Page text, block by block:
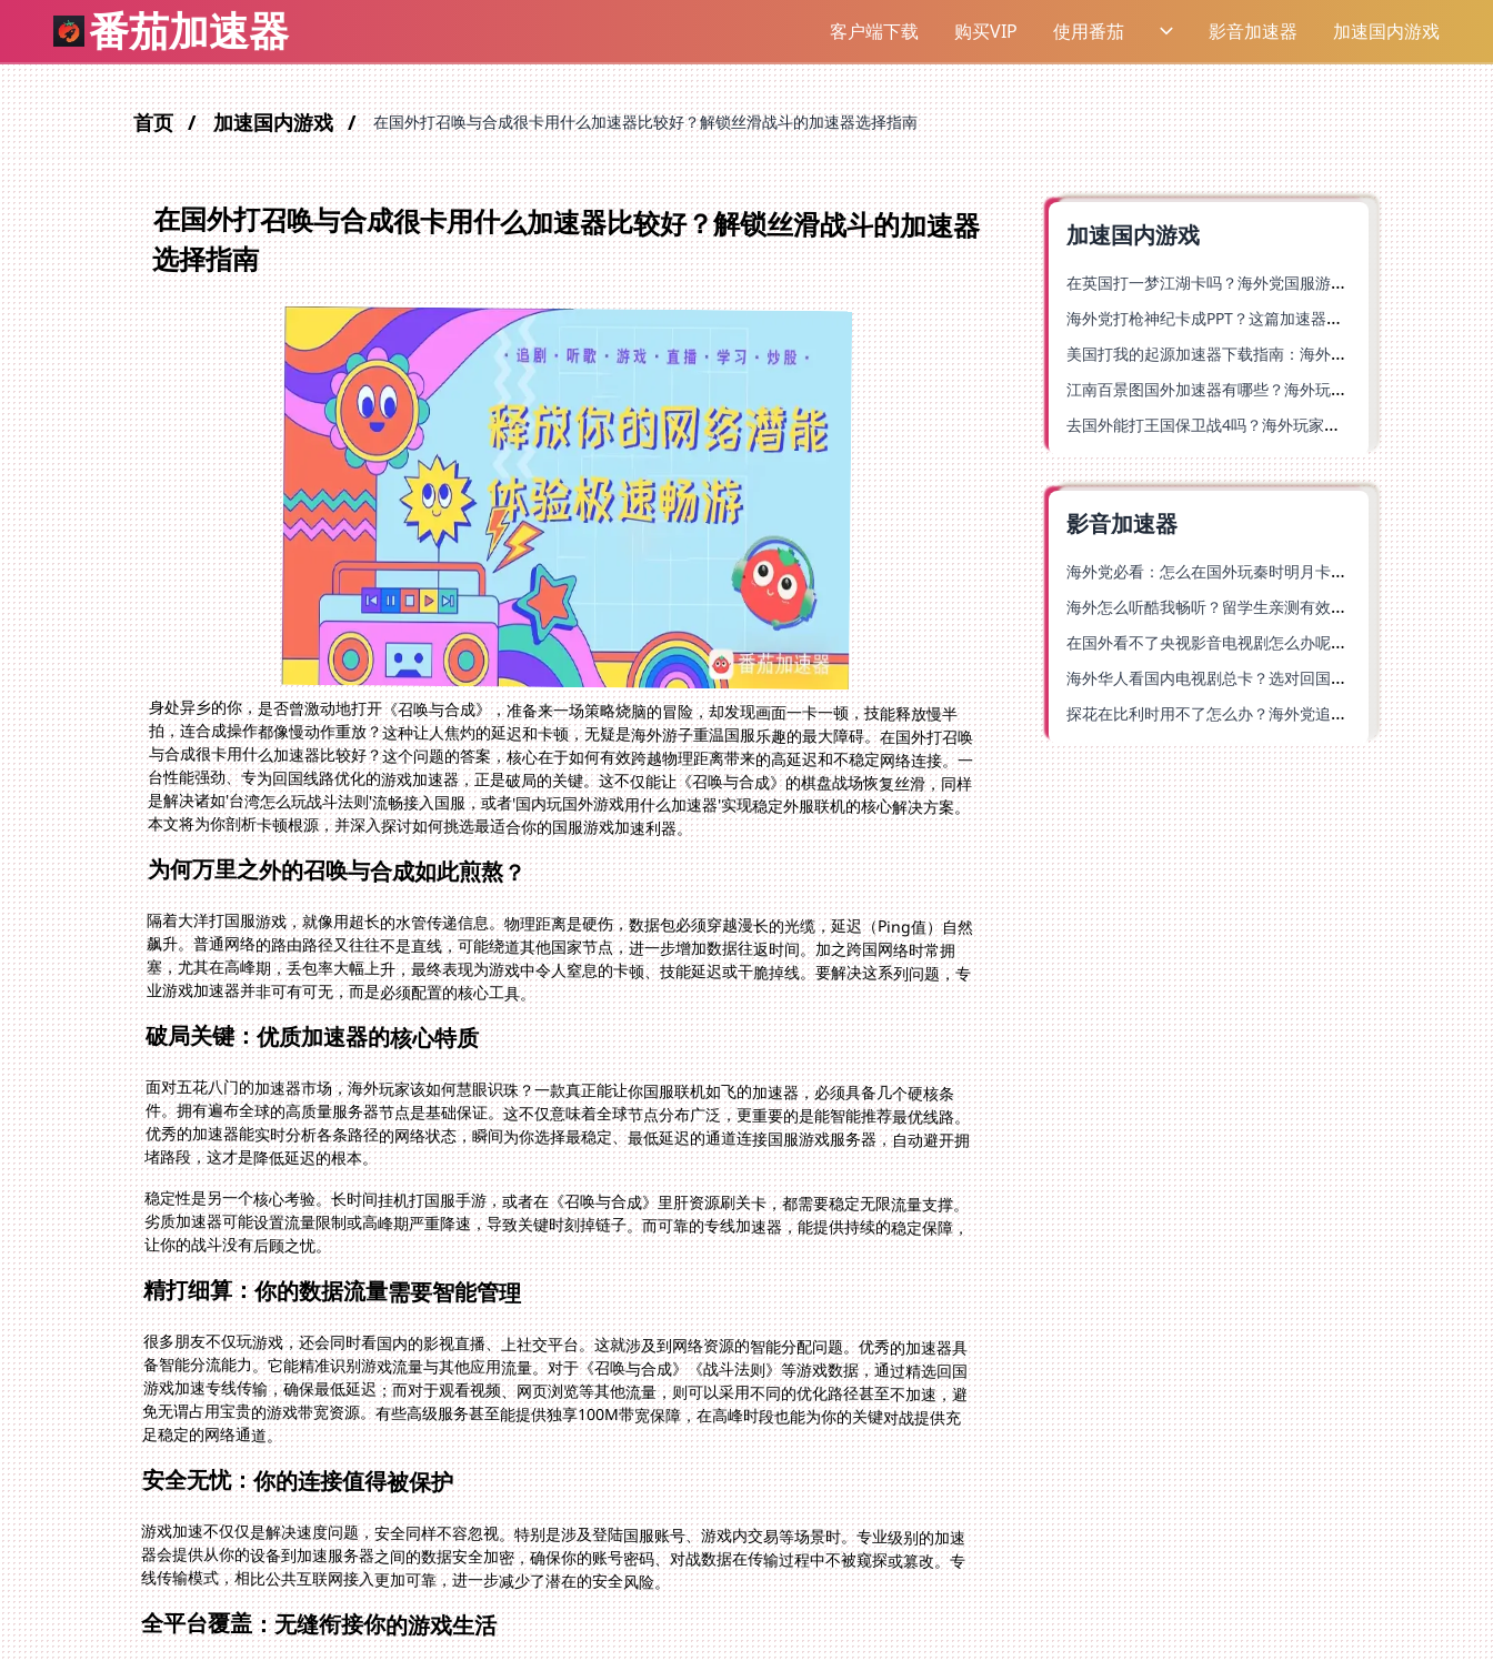
番茄加速器 客户端下载 购买VIP 使用番茄 影音加速器 加速国内游戏
首页 加速国内游戏 在国外打召唤与合成很卡用什么加速器比较好？解锁丝滑战斗的加速器选择指南
在国外打召唤与合成很卡用什么加速器比较好？解锁丝滑战斗的加速器
选择指南
身处异乡的你，是否曾激动地打开《召唤与合成》，准备来一场策略烧脑的冒险，却发现画面一卡一顿，技能释放慢半
拍，连合成操作都像慢动作重放？这种让人焦灼的延迟和卡顿，无疑是海外游子重温国服乐趣的最大障碍。在国外打召唤
与合成很卡用什么加速器比较好？这个问题的答案，核心在于如何有效跨越物理距离带来的高延迟和不稳定网络连接。一
台性能强劲、专为回国线路优化的游戏加速器，正是破局的关键。这不仅能让《召唤与合成》的棋盘战场恢复丝滑，同样
是解决诸如'台湾怎么玩战斗法则'流畅接入国服，或者'国内玩国外游戏用什么加速器'实现稳定外服联机的核心解决方案。
本文将为你剖析卡顿根源，并深入探讨如何挑选最适合你的国服游戏加速利器。
为何万里之外的召唤与合成如此煎熬？
隔着大洋打国服游戏，就像用超长的水管传递信息。物理距离是硬伤，数据包必须穿越漫长的光缆，延迟（Ping值）自然
飙升。普通网络的路由路径又往往不是直线，可能绕道其他国家节点，进一步增加数据往返时间。加之跨国网络时常拥
塞，尤其在高峰期，丢包率大幅上升，最终表现为游戏中令人窒息的卡顿、技能延迟或干脆掉线。要解决这系列问题，专
业游戏加速器并非可有可无，而是必须配置的核心工具。
破局关键：优质加速器的核心特质
面对五花八门的加速器市场，海外玩家该如何慧眼识珠？一款真正能让你国服联机如飞的加速器，必须具备几个硬核条
件。拥有遍布全球的高质量服务器节点是基础保证。这不仅意味着全球节点分布广泛，更重要的是能智能推荐最优线路。
优秀的加速器能实时分析各条路径的网络状态，瞬间为你选择最稳定、最低延迟的通道连接国服游戏服务器，自动避开拥
堵路段，这才是降低延迟的根本。
稳定性是另一个核心考验。长时间挂机打国服手游，或者在《召唤与合成》里肝资源刷关卡，都需要稳定无限流量支撑。
劣质加速器可能设置流量限制或高峰期严重降速，导致关键时刻掉链子。而可靠的专线加速器，能提供持续的稳定保障，
让你的战斗没有后顾之忧。
精打细算：你的数据流量需要智能管理
很多朋友不仅玩游戏，还会同时看国内的影视直播、上社交平台。这就涉及到网络资源的智能分配问题。优秀的加速器具
备智能分流能力。它能精准识别游戏流量与其他应用流量。对于《召唤与合成》《战斗法则》等游戏数据，通过精选回国
游戏加速专线传输，确保最低延迟；而对于观看视频、网页浏览等其他流量，则可以采用不同的优化路径甚至不加速，避
免无谓占用宝贵的游戏带宽资源。有些高级服务甚至能提供独享100M带宽保障，在高峰时段也能为你的关键对战提供充
足稳定的网络通道。
安全无忧：你的连接值得被保护
游戏加速不仅仅是解决速度问题，安全同样不容忽视。特别是涉及登陆国服账号、游戏内交易等场景时。专业级别的加速
器会提供从你的设备到加速服务器之间的数据安全加密，确保你的账号密码、对战数据在传输过程中不被窥探或篡改。专
线传输模式，相比公共互联网接入更加可靠，进一步减少了潜在的安全风险。
全平台覆盖：无缝衔接你的游戏生活
加速国内游戏
在英国打一梦江湖卡吗？海外党国服游戏不卡顿的终极解法
海外党打枪神纪卡成PPT？这篇加速器选择指南帮你丝滑上分
美国打我的起源加速器下载指南：海外玩国服游戏不再卡的终极方案
江南百景图国外加速器有哪些？海外玩家亲测好用的选择与避坑指南
去国外能打王国保卫战4吗？海外玩家国服游戏加速全攻略（附公主连结幻想江湖实测）
影音加速器
海外党必看：怎么在国外玩秦时明月卡牌版？附豆瓣EZCast地区限制破解法
海外怎么听酷我畅听？留学生亲测有效的华语内容解锁指南
在国外看不了央视影音电视剧怎么办呢？海外党亲测有效的回国加速方案
海外华人看国内电视剧总卡？选对回国加速器，还能解决菲律宾打不开反诈中心的问题
探花在比利时用不了怎么办？海外党追剧办事全攻略，选对加速器就够了